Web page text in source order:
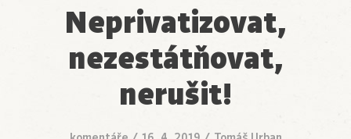
Neprivatizovat,
nezestátňovat,
nerušit!